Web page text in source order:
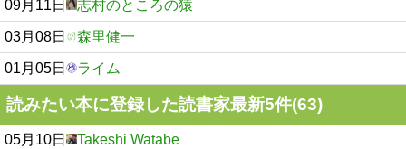
09月11日 志村のところの猿
03月08日 森里健一
01月05日 ライム
読みたい本に登録した読書家最新5件(63)
05月10日 Takeshi Watabe